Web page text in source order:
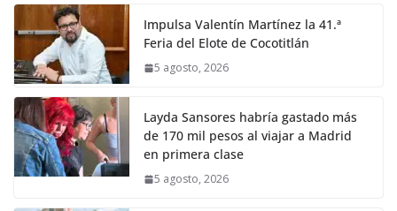
Impulsa Valentín Martínez la 41.ª
Feria del Elote de Cocotitlán
5 agosto, 2026
Layda Sansores habría gastado más
de 170 mil pesos al viajar a Madrid
en primera clase
5 agosto, 2026